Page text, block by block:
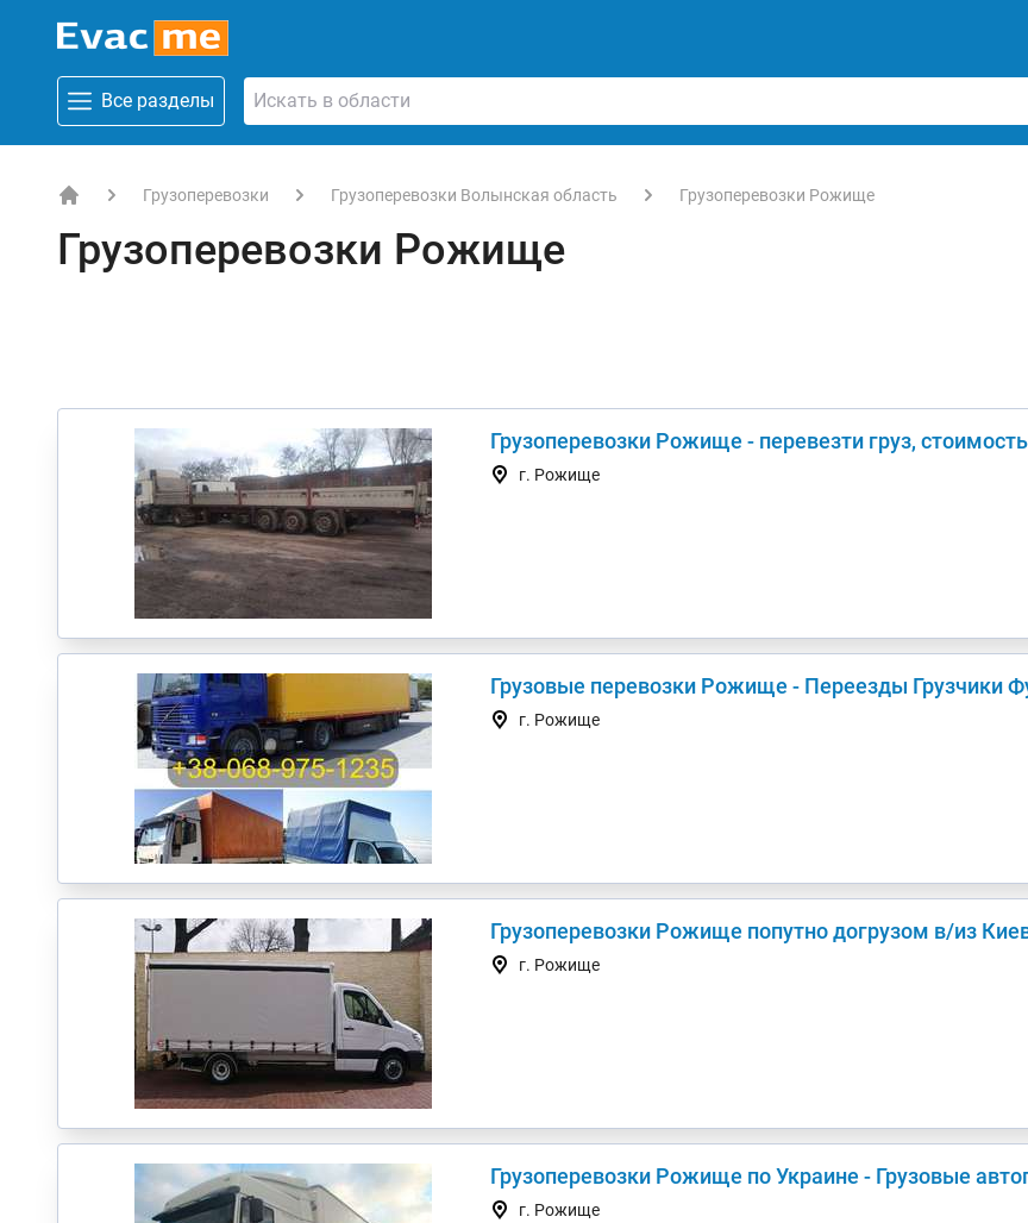
Все разделы
Грузоперевозки Грузоперевозки Волынская область Грузоперевозки Рожище
Грузоперевозки Рожище
Грузоперевозки Рожище - перевезти груз,
г. Рожище
Грузовые перевозки Рожище - Переезды Грузчики
г. Рожище
Грузоперевозки Рожище попутно
г. Рожище
Грузоперевозки Рожище по Украине - Грузовые
г. Рожище